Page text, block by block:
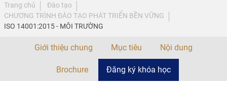
Trang chủ
Đào tạo
CHƯƠNG TRÌNH ĐÀO TẠO PHÁT TRIỂN BỀN VỮNG
ISO 14001:2015 - MÔI TRƯỜNG
Giới thiệu chung Mục tiêu Nội dung
Brochure Đăng ký khóa học